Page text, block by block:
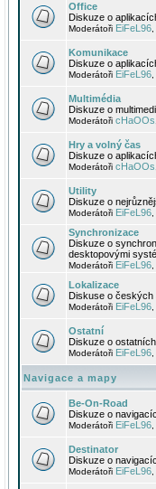
Office
Diskuze o
Moderátoři EiFeL96
Komunikace
Diskuze o
Moderátoři EiFeL96
Multimédia
Diskuze o
Moderátoři cHaOOs
Hry a volný čas
Diskuze o
Moderátoři cHaOOs
Utility
Diskuze o
Moderátoři EiFeL96
Synchronizace
Diskuze o
desktopovými
Moderátoři EiFeL96
Lokalizace
Diskuse o českých
Moderátoři EiFeL96
Ostatní
Diskuze o
Moderátoři EiFeL96
Navigace a mapy
Be-On-Road
Diskuze o
Moderátoři EiFeL96
Destinator
Diskuze o
Moderátoři EiFeL96